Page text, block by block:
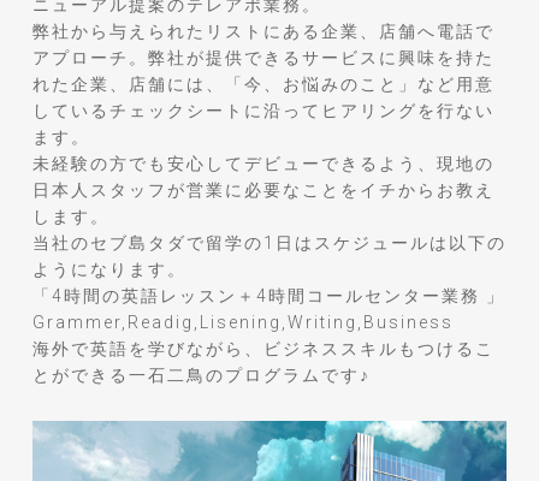
ニューアル提案のテレアポ業務。
弊社から与えられたリストにある企業、店舗へ電話で
アプローチ。弊社が提供できるサービスに興味を持た
れた企業、店舗には、「今、お悩みのこと」など用意
しているチェックシートに沿ってヒアリングを行ない
ます。
未経験の方でも安心してデビューできるよう、現地の
日本人スタッフが営業に必要なことをイチからお教え
します。
当社のセブ島タダで留学の1日はスケジュールは以下の
ようになります。
「4時間の英語レッスン＋4時間コールセンター業務 」
Grammer,Readig,Lisening,Writing,Business
海外で英語を学びながら、ビジネススキルもつけるこ
とができる一石二鳥のプログラムです♪